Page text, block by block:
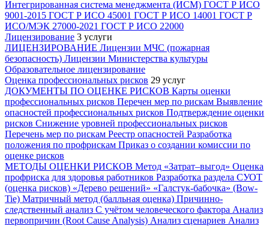
Интегрированная система менеджмента (ИСМ) ГОСТ Р ИСО
9001-2015 ГОСТ Р ИСО 45001 ГОСТ Р ИСО 14001 ГОСТ Р
ИСО/МЭК 27000-2021 ГОСТ Р ИСО 22000
Лицензирование 3 услуги
ЛИЦЕНЗИРОВАНИЕ Лицензии МЧС (пожарная
безопасность) Лицензии Министерства культуры
Образовательное лицензирование
Оценка профессиональных рисков 29 услуг
ДОКУМЕНТЫ ПО ОЦЕНКЕ РИСКОВ Карты оценки
профессиональных рисков Перечен мер по рискам Выявление
опасностей профессиональных рисков Подтверждение оценки
рисков Снижение уровней профессиональных рисков
Перечень мер по рискам Реестр опасностей Разработка
положения по профрискам Приказ о создании комиссии по
оценке рисков
МЕТОДЫ ОЦЕНКИ РИСКОВ Метод «Затрат–выгод» Оценка
профриска для здоровья работников Разработка раздела СУОТ
(оценка рисков) «Дерево решений» «Галстук-бабочка» (Bow-
Tie) Матричный метод (балльная оценка) Причинно-
следственный анализ С учётом человеческого фактора Анализ
первопричин (Root Cause Analysis) Анализ сценариев Анализ